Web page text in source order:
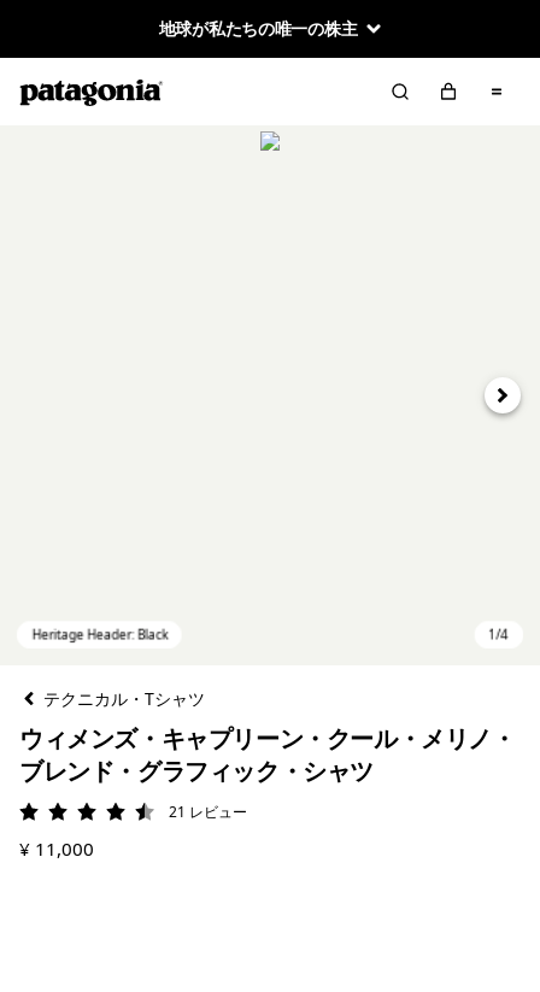
地球が私たちの唯一の株主
次へ
テクニカル・Tシャツ
ウィメンズ・キャプリーン・クール・メリノ・
ブレンド・グラフィック・シャツ
評価: 4.5 / 5
21 レビュー
¥ 11,000